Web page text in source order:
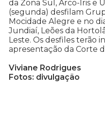
da Zona Sul, Arco-Íris e
(segunda) desfilam
Mocidade Alegre e no
Jundiaí, Leões da
Leste. Os desfiles terão
apresentação da Corte
Viviane Rodrigues
Fotos: divulgação